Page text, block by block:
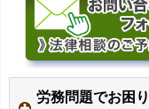
労務問題でお困